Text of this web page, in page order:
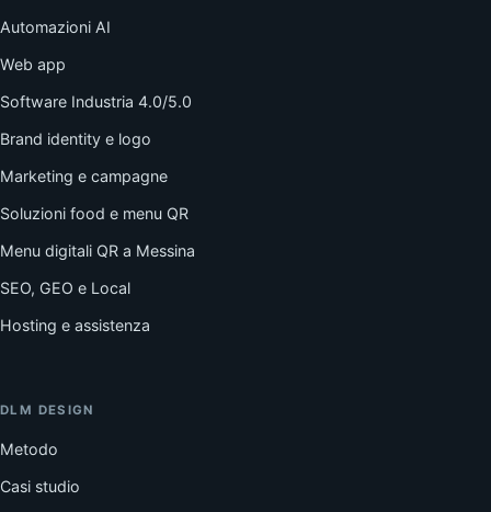
Automazioni AI
Web app
Software Industria 4.0/5.0
Brand identity e logo
Marketing e campagne
Soluzioni food e menu QR
Menu digitali QR a Messina
SEO, GEO e Local
Hosting e assistenza
DLM DESIGN
Metodo
Casi studio